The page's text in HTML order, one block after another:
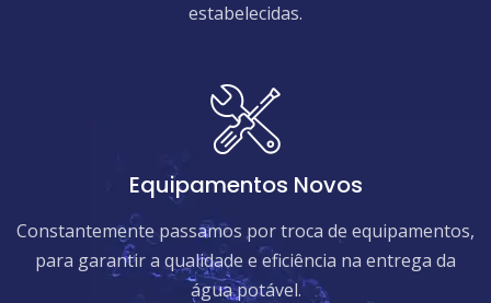
estabelecidas.
Equipamentos Novos
Constantemente passamos por troca de equipamentos,
para garantir a qualidade e eficiência na entrega da
água potável.